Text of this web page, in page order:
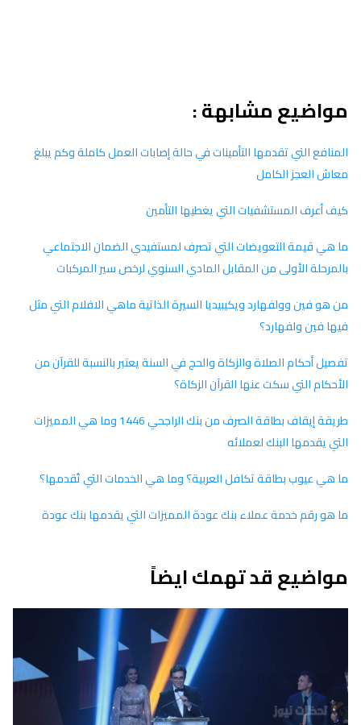
مواضيع مشابهة :
المنافع التي تقدمها التأمينات في حالة إصابات العمل كاملة وكم يبلغ
معاش العجز الكامل
كيف أعرف المستشفيات التي يغطيها التأمين
ما هي قيمة التعويضات التي تصرف لمستفيدي الضمان الاجتماعي
بالمرحلة الأولى من المقابل المادي السنوي لرخص سير المركبات
من هو فين وولفهارد ويكيبيديا السيرة الذاتية ماهي الافلام التي مثل
فيها فين ولفهارد؟
تفصيل أحكام الصلاة والزكاة والحج في السنة يعتبر بالنسبة للقرآن من
الأحكام التي سكت عنها القرآن الزكاة؟
طريقة إيقاف بطاقة الصرف من بنك الراجحي 1446 وما هي المميزات
التي يقدمها البنك لعملائه
ما هي عيوب بطاقة تكافل العربية؟ وما هي الخدمات التي تُقدمها؟
ما هو رقم خدمة عملاء بنك عودة المميزات التي يقدمها بنك عودة
مواضيع قد تهمك ايضاً